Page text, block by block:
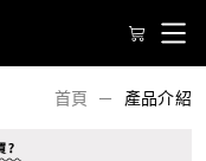
首頁 產品介紹